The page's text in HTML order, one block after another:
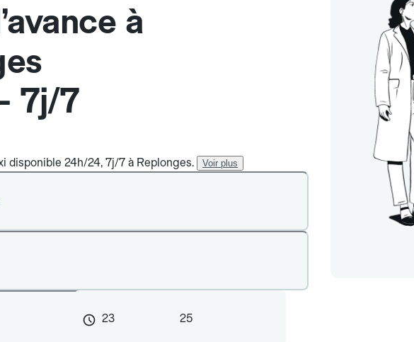
à
7j/7
disponible 24h/24, 7j/7 à Replonges. Voir plus
23 25